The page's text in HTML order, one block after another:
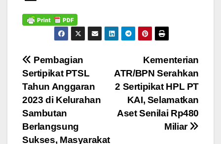
Navigasi
pos
Kementerian
ATR/BPN Serahkan
2 Sertipikat HPL PT
KAI, Selamatkan
Aset Senilai Rp480
Miliar
Pembagian
Sertipikat PTSL
Tahun Anggaran
2023 di Kelurahan
Sambutan
Berlangsung
Sukses, Masyarakat